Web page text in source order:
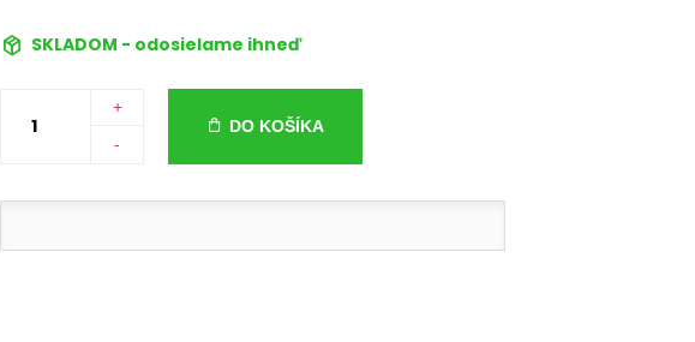
SKLADOM - odosielame ihneď
+
-
DO KOŠÍKA